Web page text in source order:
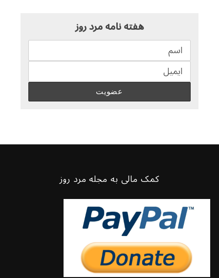
هفته نامه مرد روز
کمک مالی به مجله مرد روز